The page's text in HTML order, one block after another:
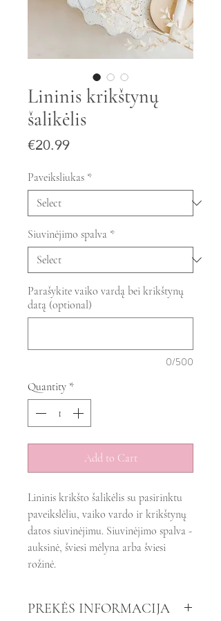
Lininis krikštynų
šalikėlis
€20.99Price
Paveiksliukas *
Siuvinėjimo spalva *
Parašykite vaiko vardą bei krikštynų
datą (optional)
0/500
Quantity *
Add to Cart
Lininis krikšto šalikėlis su pasirinktu
paveikslėliu, vaiko vardo ir krikštynų
datos siuvinėjimu. Siuvinėjimo spalva -
auksinė, šviesi mėlyna arba šviesi
rožinė.
PREKĖS INFORMACIJA